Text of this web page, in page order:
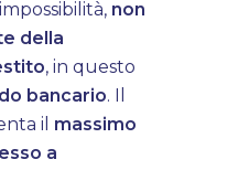
non
della
, in questo
bancario. Il
il massimo
a